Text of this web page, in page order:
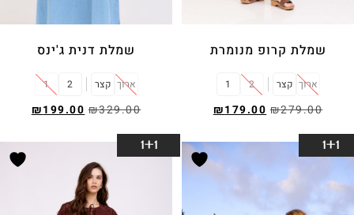
שמלת קרופ מנומרת
ארוך קצר 2
1
₪279.00
₪179.00
בחר אפשרויות
שמלת דנית ג'ינס
ארוך קצר 2
1
₪329.00
₪199.00
בחר אפשרויות
1+1
1+1